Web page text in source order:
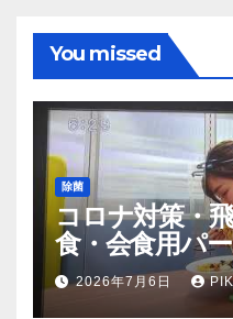
You missed
除菌
コロナ対策・
食・会食用パ
（マスク会食
放送のＴＶ番組
2026年7月6日